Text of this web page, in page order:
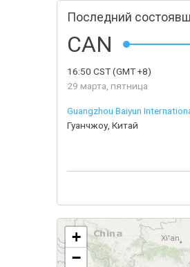
Последний
CAN
16:50 CST(GMT +8)
29 марта, пятница
Guangzhou Baiyun
Гуанчжоу, Китай
+
−